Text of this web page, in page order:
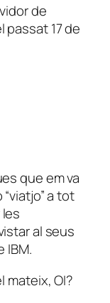
de
17 de
que em va
a tot
al seus
IBM.
mateix, OI?